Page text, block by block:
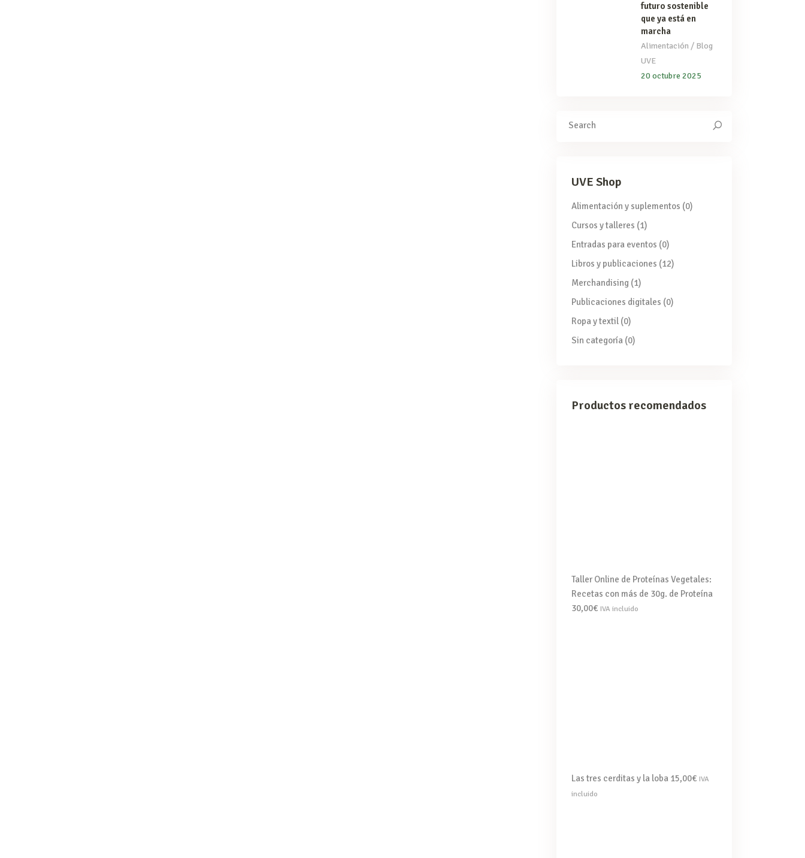
futuro sostenible
que ya está en
marcha
Alimentación / Blog
UVE
20 octubre 2025
UVE Shop
Alimentación y suplementos (0)
Cursos y talleres (1)
Entradas para eventos (0)
Libros y publicaciones (12)
Merchandising (1)
Publicaciones digitales (0)
Ropa y textil (0)
Sin categoría (0)
Productos recomendados
Taller Online de Proteínas Vegetales:
Recetas con más de 30g. de Proteína
30,00€ IVA incluido
Las tres cerditas y la loba 15,00€ IVA
incluido